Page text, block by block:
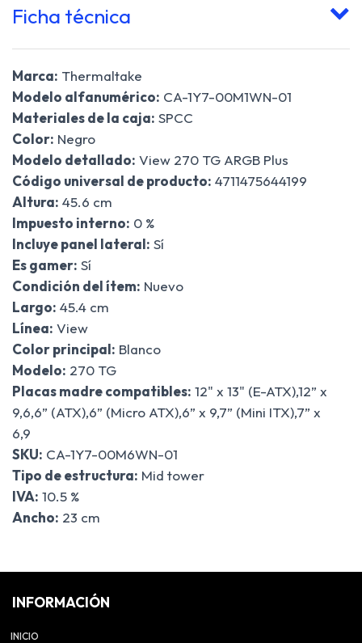
Ficha técnica
Marca: Thermaltake
Modelo alfanumérico: CA-1Y7-00M1WN-01
Materiales de la caja: SPCC
Color: Negro
Modelo detallado: View 270 TG ARGB Plus
Código universal de producto: 4711475644199
Altura: 45.6 cm
Impuesto interno: 0 %
Incluye panel lateral: Sí
Es gamer: Sí
Condición del ítem: Nuevo
Largo: 45.4 cm
Línea: View
Color principal: Blanco
Modelo: 270 TG
Placas madre compatibles: 12" x 13" (E-ATX),12” x
9,6,6” (ATX),6” (Micro ATX),6” x 9,7” (Mini ITX),7” x
6,9
SKU: CA-1Y7-00M6WN-01
Tipo de estructura: Mid tower
IVA: 10.5 %
Ancho: 23 cm
INFORMACIÓN
INICIO